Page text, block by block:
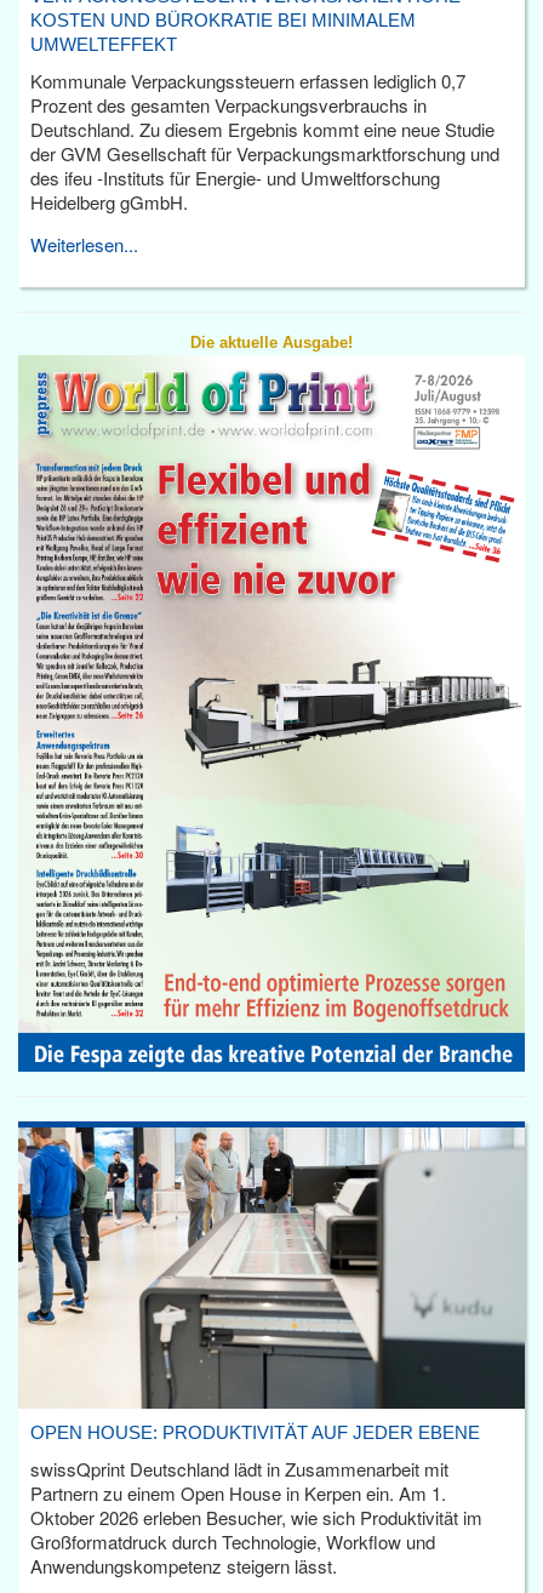
KOSTEN UND BÜROKRATIE BEI MINIMALEM
UMWELTEFFEKT
Kommunale Verpackungssteuern erfassen lediglich 0,7
Prozent des gesamten Verpackungsverbrauchs in
Deutschland. Zu diesem Ergebnis kommt eine neue Studie
der GVM Gesellschaft für Verpackungsmarktforschung und
des ifeu -Instituts für Energie- und Umweltforschung
Heidelberg gGmbH.
Weiterlesen...
Die aktuelle Ausgabe!
OPEN HOUSE: PRODUKTIVITÄT AUF JEDER EBENE
swissQprint Deutschland lädt in Zusammenarbeit mit
Partnern zu einem Open House in Kerpen ein. Am 1.
Oktober 2026 erleben Besucher, wie sich Produktivität im
Großformatdruck durch Technologie, Workflow und
Anwendungskompetenz steigern lässt.